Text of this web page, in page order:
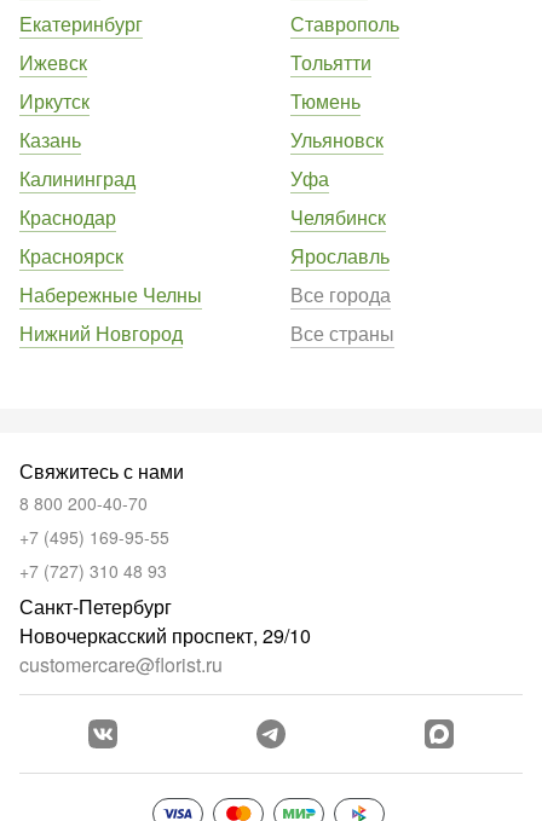
Екатеринбург
Ижевск
Иркутск
Казань
Калининград
Краснодар
Красноярск
Набережные Челны
Нижний Новгород
Ставрополь
Тольятти
Тюмень
Ульяновск
Уфа
Челябинск
Ярославль
Все города
Все страны
Свяжитесь с нами
8 800 200-40-70
+7 (495) 169-95-55
+7 (727) 310 48 93
Санкт-Петербург
Новочеркасский проспект, 29/10
customercare@florist.ru